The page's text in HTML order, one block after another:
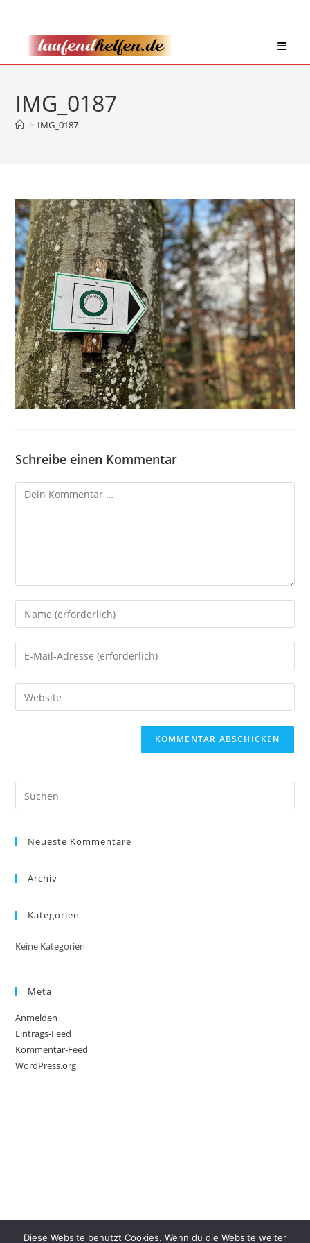
springen
IMG_0187
> IMG_0187
Schreibe einen Kommentar
Kommentar
Gib
deinen
Namen
oder
zum
Kommentieren
Gib
deine
E-
Mail-
Gib
deine
Neueste Kommentare
Archiv
Kategorien
Keine Kategorien
Meta
Anmelden
Eintrags-Feed
Kommentar-Feed
WordPress.org
Diese Website benutzt Cookies. Wenn du die Website weiter